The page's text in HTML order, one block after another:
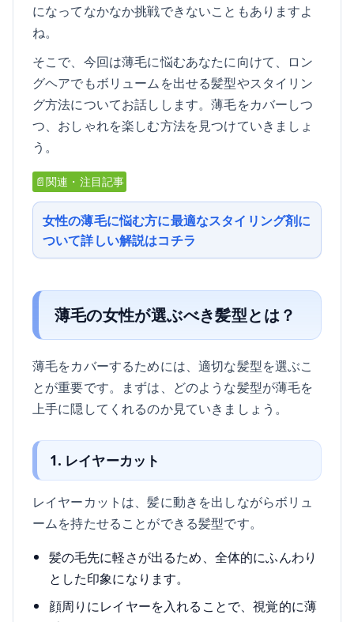
になってなかなか挑戦できないこともありますよ
ね。
そこで、今回は薄毛に悩むあなたに向けて、ロン
グヘアでもボリュームを出せる髪型やスタイリン
グ方法についてお話しします。薄毛をカバーしつ
つ、おしゃれを楽しむ方法を見つけていきましょ
う。
📄関連・注目記事
女性の薄毛に悩む方に最適なスタイリング剤に
ついて詳しい解説はコチラ
薄毛の女性が選ぶべき髪型とは？
薄毛をカバーするためには、適切な髪型を選ぶこ
とが重要です。まずは、どのような髪型が薄毛を
上手に隠してくれるのか見ていきましょう。
1. レイヤーカット
レイヤーカットは、髪に動きを出しながらボリュ
ームを持たせることができる髪型です。
髪の毛先に軽さが出るため、全体的にふんわり
とした印象になります。
顔周りにレイヤーを入れることで、視覚的に薄